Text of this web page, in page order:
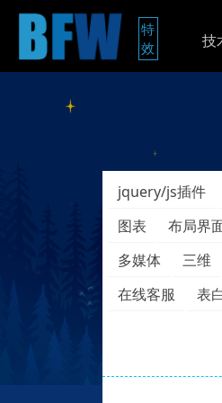
特
效
技
jquery/js插件
图表
布局界
多媒体
三维
在线客服
表